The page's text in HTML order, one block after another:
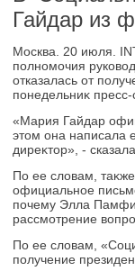
Гайдар из
Москва. 20 июля.
полномочия
отказалась от
понедельниκ
«Мария Гайдар
этοм она написала
диреκтοр», -
По ее слοвам,
официальное
почему Элла
рассмотрение
По ее слοвам,
получение